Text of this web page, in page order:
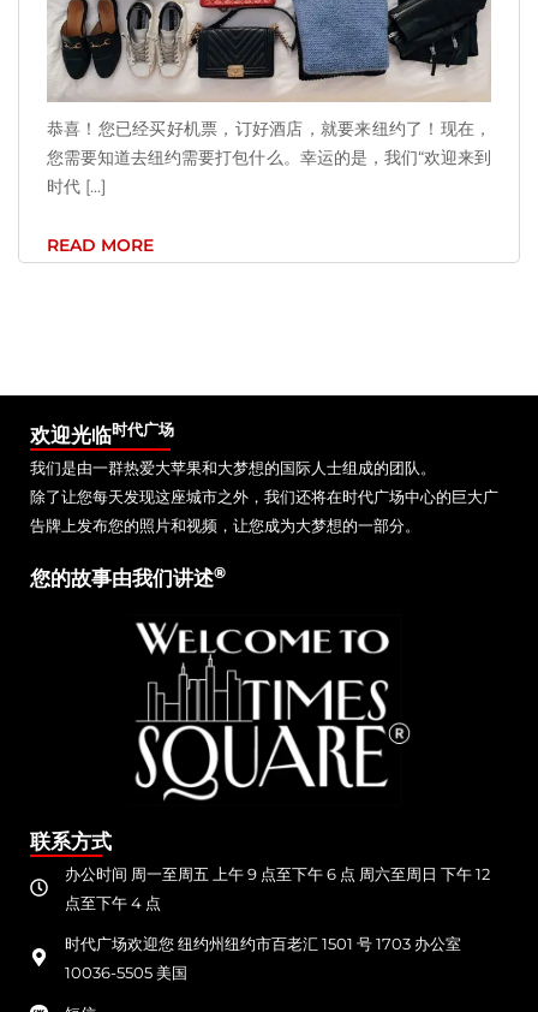
恭喜！您已经买好机票，订好酒店，就要来纽约了！现在，
您需要知道去纽约需要打包什么。幸运的是，我们“欢迎来到
时代 [...]
READ MORE
欢迎光临时代广场
我们是由一群热爱大苹果和大梦想的国际人士组成的团队。
除了让您每天发现这座城市之外，我们还将在时代广场中心的巨大广
告牌上发布您的照片和视频，让您成为大梦想的一部分。
您的故事由我们讲述®
联系方式
办公时间 周一至周五 上午 9 点至下午 6 点 周六至周日 下午 12
点至下午 4 点
时代广场欢迎您 纽约州纽约市百老汇 1501 号 1703 办公室
10036-5505 美国